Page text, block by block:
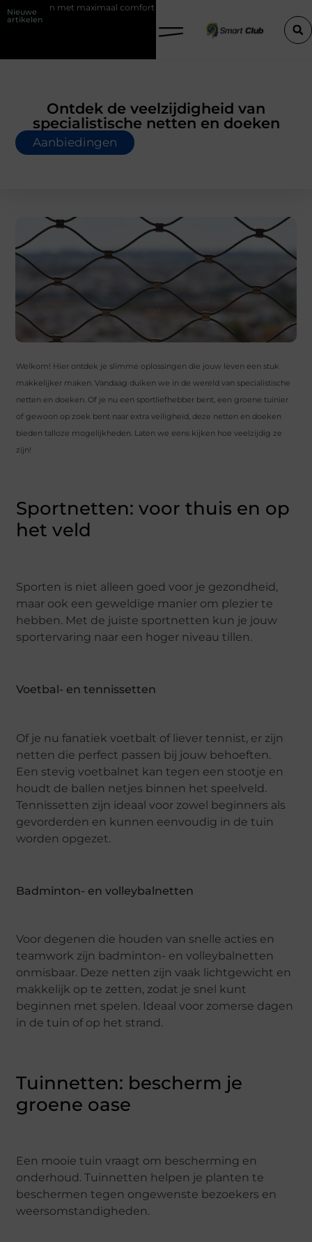
Nieuwe
artikelen
comfort Fysio Bleiswijk: professionele ondersteuning voor een
Ontdek de veelzijdigheid van
specialistische netten en doeken
Aanbiedingen
Welkom! Hier ontdek je slimme oplossingen die jouw leven een stuk
makkelijker maken. Vandaag duiken we in de wereld van specialistische
netten en doeken. Of je nu een sportliefhebber bent, een groene tuinier
of gewoon op zoek bent naar extra veiligheid, deze netten en doeken
bieden talloze mogelijkheden. Laten we eens kijken hoe veelzijdig ze
zijn!
Sportnetten: voor thuis en op
het veld
Sporten is niet alleen goed voor je gezondheid,
maar ook een geweldige manier om plezier te
hebben. Met de juiste sportnetten kun je jouw
sportervaring naar een hoger niveau tillen.
Voetbal- en tennissetten
Of je nu fanatiek voetbalt of liever tennist, er zijn
netten die perfect passen bij jouw behoeften.
Een stevig voetbalnet kan tegen een stootje en
houdt de ballen netjes binnen het speelveld.
Tennissetten zijn ideaal voor zowel beginners als
gevorderden en kunnen eenvoudig in de tuin
worden opgezet.
Badminton- en volleybalnetten
Voor degenen die houden van snelle acties en
teamwork zijn badminton- en volleybalnetten
onmisbaar. Deze netten zijn vaak lichtgewicht en
makkelijk op te zetten, zodat je snel kunt
beginnen met spelen. Ideaal voor zomerse dagen
in de tuin of op het strand.
Tuinnetten: bescherm je
groene oase
Een mooie tuin vraagt om bescherming en
onderhoud. Tuinnetten helpen je planten te
beschermen tegen ongewenste bezoekers en
weersomstandigheden.